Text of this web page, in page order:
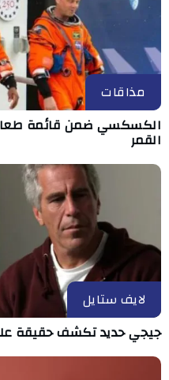
مذاقات
الكسكسي ضمن قائمة
القمر
لايف ستايل
جيجي حديد تكشف حقيقة